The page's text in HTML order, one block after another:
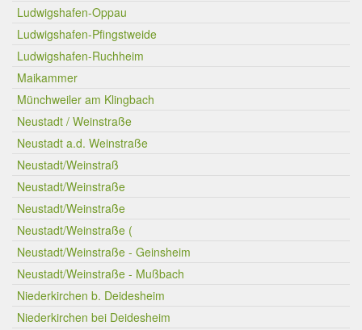
Ludwigshafen-Oppau
Ludwigshafen-Pfingstweide
Ludwigshafen-Ruchheim
Maikammer
Münchweiler am Klingbach
Neustadt / Weinstraße
Neustadt a.d. Weinstraße
Neustadt/Weinstraß
Neustadt/Weinstraße
Neustadt/Weinstraße
Neustadt/Weinstraße (
Neustadt/Weinstraße - Geinsheim
Neustadt/Weinstraße - Mußbach
Niederkirchen b. Deidesheim
Niederkirchen bei Deidesheim